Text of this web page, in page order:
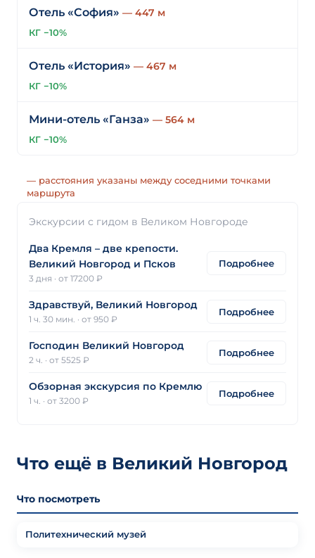
Отель «София» — 447 м
КГ −10%
Отель «История» — 467 м
КГ −10%
Мини-отель «Ганза» — 564 м
КГ −10%
— расстояния указаны между соседними точками
маршрута
Экскурсии с гидом в Великом Новгороде
Два Кремля – две крепости.
Великий Новгород и Псков
3 дня · от 17200 ₽
Подробнее
Здравствуй, Великий Новгород
1 ч. 30 мин. · от 950 ₽
Подробнее
Господин Великий Новгород
2 ч. · от 5525 ₽
Подробнее
Обзорная экскурсия по Кремлю
1 ч. · от 3200 ₽
Подробнее
Что ещё в Великий Новгород
Что посмотреть
Политехнический музей